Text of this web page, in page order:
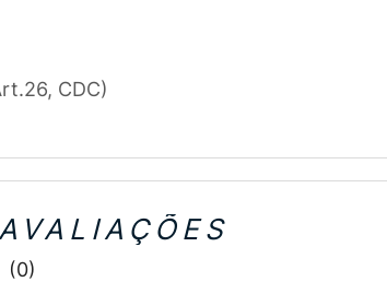
CDC)
AVALIAÇÕES
(0)